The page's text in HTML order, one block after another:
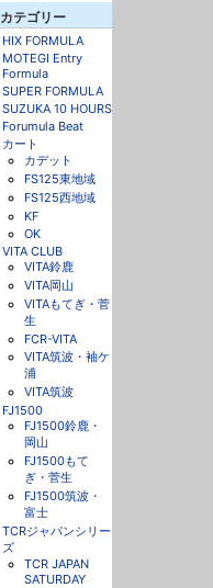
カテゴリー
HIX FORMULA
MOTEGI Entry
Formula
SUPER FORMULA
SUZUKA 10 HOURS
Forumula Beat
カート
カデット
FS125東地域
FS125西地域
KF
OK
VITA CLUB
VITA鈴鹿
VITA岡山
VITAもてぎ・菅
生
FCR-VITA
VITA筑波・袖ケ
浦
VITA筑波
FJ1500
FJ1500鈴鹿・
岡山
FJ1500もて
ぎ・菅生
FJ1500筑波・
富士
TCRジャパンシリー
ズ
TCR JAPAN
SATURDAY